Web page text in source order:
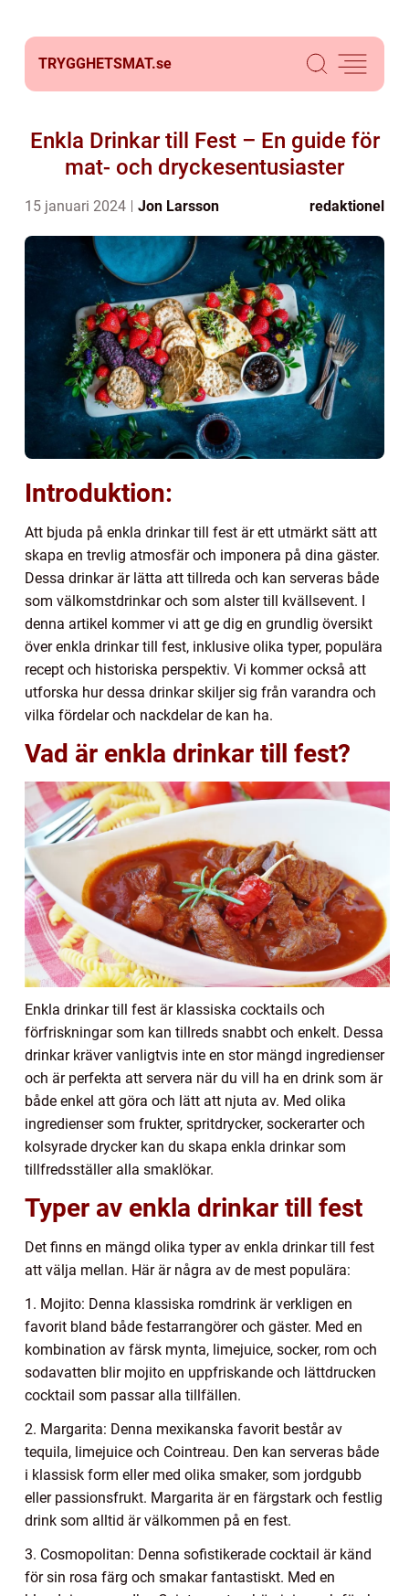
TRYGGHETSMAT.se
Enkla Drinkar till Fest – En guide för
mat- och dryckesentusiaster
15 januari 2024 Jon Larsson redaktionel
Introduktion:
Att bjuda på enkla drinkar till fest är ett utmärkt sätt att
skapa en trevlig atmosfär och imponera på dina gäster.
Dessa drinkar är lätta att tillreda och kan serveras både
som välkomstdrinkar och som alster till kvällsevent. I
denna artikel kommer vi att ge dig en grundlig översikt
över enkla drinkar till fest, inklusive olika typer, populära
recept och historiska perspektiv. Vi kommer också att
utforska hur dessa drinkar skiljer sig från varandra och
vilka fördelar och nackdelar de kan ha.
Vad är enkla drinkar till fest?
Enkla drinkar till fest är klassiska cocktails och
förfriskningar som kan tillreds snabbt och enkelt. Dessa
drinkar kräver vanligtvis inte en stor mängd ingredienser
och är perfekta att servera när du vill ha en drink som är
både enkel att göra och lätt att njuta av. Med olika
ingredienser som frukter, spritdrycker, sockerarter och
kolsyrade drycker kan du skapa enkla drinkar som
tillfredsställer alla smaklökar.
Typer av enkla drinkar till fest
Det finns en mängd olika typer av enkla drinkar till fest
att välja mellan. Här är några av de mest populära:
1. Mojito: Denna klassiska romdrink är verkligen en
favorit bland både festarrangörer och gäster. Med en
kombination av färsk mynta, limejuice, socker, rom och
sodavatten blir mojito en uppfriskande och lättdrucken
cocktail som passar alla tillfällen.
2. Margarita: Denna mexikanska favorit består av
tequila, limejuice och Cointreau. Den kan serveras både
i klassisk form eller med olika smaker, som jordgubb
eller passionsfrukt. Margarita är en färgstark och festlig
drink som alltid är välkommen på en fest.
3. Cosmopolitan: Denna sofistikerade cocktail är känd
för sin rosa färg och smakar fantastiskt. Med en